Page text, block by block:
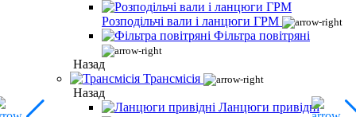
Розподільчі вали і ланцюги ГРМ
Фільтра повітряні
Назад
Трансмісія
Назад
Ланцюги привідні